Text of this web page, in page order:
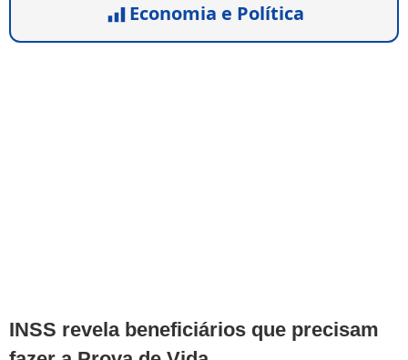
Economia e Política
INSS revela beneficiários que precisam